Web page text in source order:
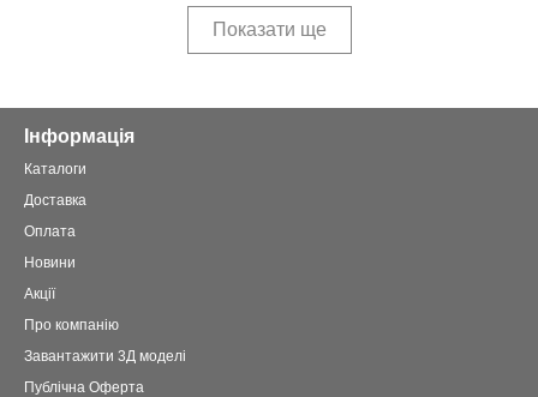
Показати ще
Інформація
Каталоги
Доставка
Оплата
Новини
Акції
Про компанію
Завантажити 3Д моделі
Публічна Оферта